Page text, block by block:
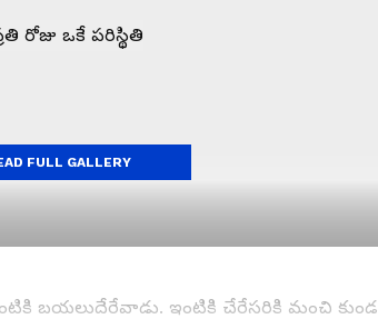
బయలుదేరేవాడు. ఇంటికి చేరేసరికి మంచి కుండ
FULL GALLERY